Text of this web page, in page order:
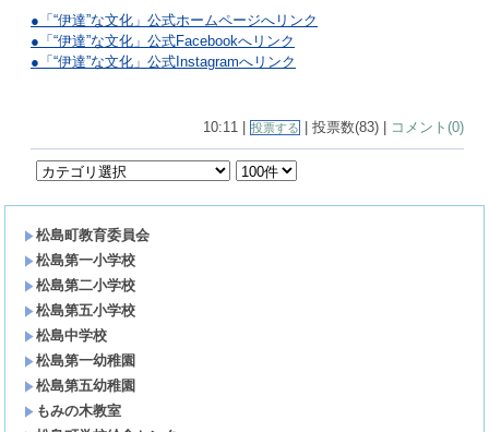
●「“伊達”な文化」公式ホームページへリンク
● 「“伊達”な文化」公式Facebookへリンク
●「“伊達”な文化」公式Instagramへリンク
10:11 | 投票する | 投票数(83) | コメント(0)
松島町教育委員会
松島第一小学校
松島第二小学校
松島第五小学校
松島中学校
松島第一幼稚園
松島第五幼稚園
もみの木教室